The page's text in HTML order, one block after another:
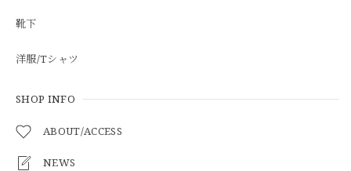
靴下
洋服/Tシャツ
SHOP INFO
ABOUT/ACCESS
NEWS